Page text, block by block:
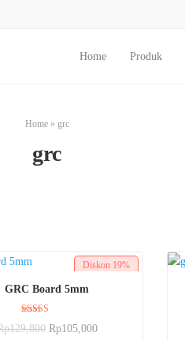
Home Produk
Home» grc
grc
Diskon 19%
BELI SEKARANG
GRC Board 5mm
Dinilai
5.00
129,800 Rp105,000